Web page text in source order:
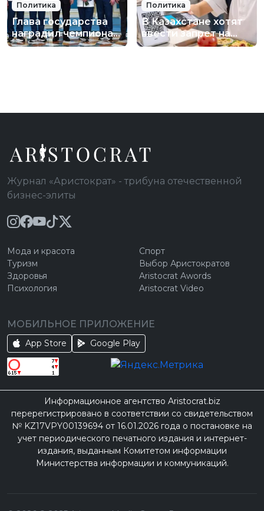
Политика
Глава государства
наградил чемпиона
ХХV зимних
Политика
В Казахстане хотят
ввести запрет на
смартфоны в школах
Журнал «Аристократ» - трибуна отечественной
бизнес-элиты
Мода и красота
Туризм
Здоровья
Психология
Спорт
Выбор Аристократов
Aristocrat Awords
Aristocrat Video
МОБИЛЬНОЕ ПРИЛОЖЕНИЕ
App Store Google Play
Информационное агентство Aristocrat.biz
перерегистрировано в соответствии со свидетельством
№ KZ17VPY00139694 от 16.01.2026 года о постановке на
учет периодического печатного издания и интернет-
издания, выданным Комитетом информации
Министерства информации и коммуникаций.